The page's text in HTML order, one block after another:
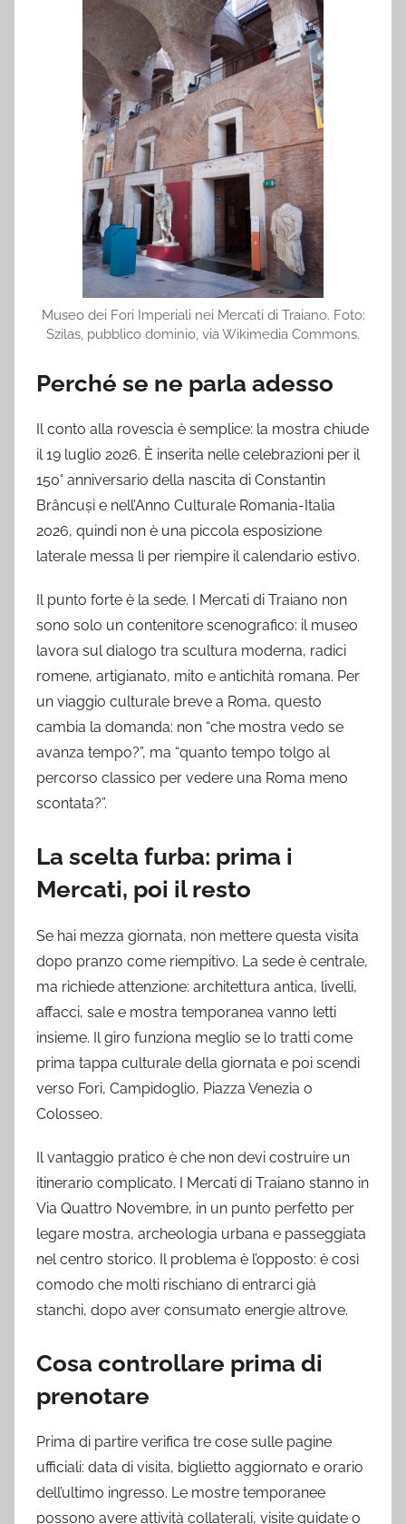
Museo dei Fori Imperiali nei Mercati di Traiano. Foto:
Szilas, pubblico dominio, via Wikimedia Commons.
Perché se ne parla adesso
Il conto alla rovescia è semplice: la mostra chiude
il 19 luglio 2026. È inserita nelle celebrazioni per il
150° anniversario della nascita di Constantin
Brâncuși e nell’Anno Culturale Romania-Italia
2026, quindi non è una piccola esposizione
laterale messa lì per riempire il calendario estivo.
Il punto forte è la sede. I Mercati di Traiano non
sono solo un contenitore scenografico: il museo
lavora sul dialogo tra scultura moderna, radici
romene, artigianato, mito e antichità romana. Per
un viaggio culturale breve a Roma, questo
cambia la domanda: non “che mostra vedo se
avanza tempo?”, ma “quanto tempo tolgo al
percorso classico per vedere una Roma meno
scontata?”.
La scelta furba: prima i
Mercati, poi il resto
Se hai mezza giornata, non mettere questa visita
dopo pranzo come riempitivo. La sede è centrale,
ma richiede attenzione: architettura antica, livelli,
affacci, sale e mostra temporanea vanno letti
insieme. Il giro funziona meglio se lo tratti come
prima tappa culturale della giornata e poi scendi
verso Fori, Campidoglio, Piazza Venezia o
Colosseo.
Il vantaggio pratico è che non devi costruire un
itinerario complicato. I Mercati di Traiano stanno in
Via Quattro Novembre, in un punto perfetto per
legare mostra, archeologia urbana e passeggiata
nel centro storico. Il problema è l’opposto: è così
comodo che molti rischiano di entrarci già
stanchi, dopo aver consumato energie altrove.
Cosa controllare prima di
prenotare
Prima di partire verifica tre cose sulle pagine
ufficiali: data di visita, biglietto aggiornato e orario
dell’ultimo ingresso. Le mostre temporanee
possono avere attività collaterali, visite guidate o